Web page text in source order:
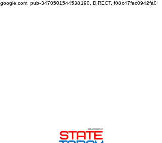
google.com, pub-3470501544538190, DIRECT, f08c47fec0942fa0